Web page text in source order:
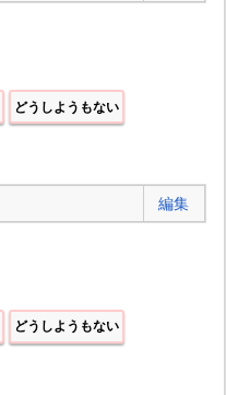
どうしようもない
編集
どうしようもない